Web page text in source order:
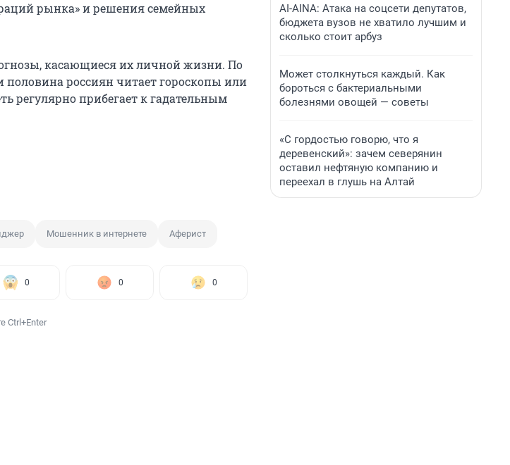
рынка» и решения семейных
касающиеся их личной жизни. По
россиян читает гороскопы или
регулярно прибегает к гадательным
Мошенник в интернете Аферист
0 0 0
Ctrl+Enter
AI-AINA: Атака на соцсети депутатов,
бюджета вузов не хватило лучшим и
сколько стоит арбуз
Может столкнуться каждый. Как
бороться с бактериальными
болезнями овощей — советы
«С гордостью говорю, что я
деревенский»: зачем северянин
оставил нефтяную компанию и
переехал в глушь на Алтай